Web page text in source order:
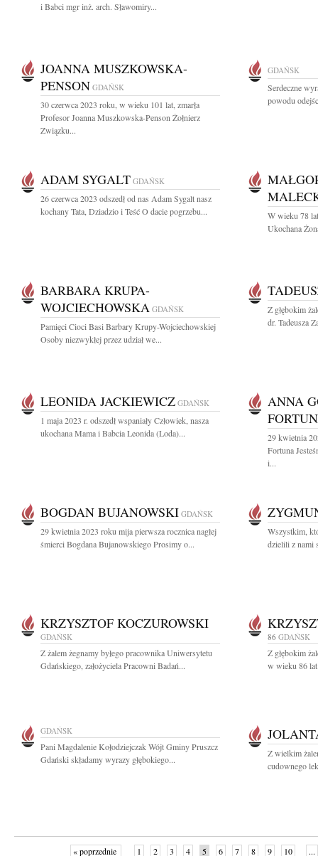
i Babci mgr inż. arch. Sławomiry...
JOANNA MUSZKOWSKA-
PENSON GDAŃSK
30 czerwca 2023 roku, w wieku 101 lat, zmarła
Profesor Joanna Muszkowska-Penson Żołnierz
Związku...
GDAŃSK
Serdeczne
powodu
ADAM SYGALT GDAŃSK
26 czerwca 2023 odszedł od nas Adam Sygalt nasz
kochany Tata, Dziadzio i Teść O dacie pogrzebu...
W wieku 78
Ukochana
BARBARA KRUPA-
WOJCIECHOWSKA GDAŃSK
Pamięci Cioci Basi Barbary Krupy-Wojciechowskiej
Osoby niezwykłej przez udział we...
Z głębokim
dr. Tadeusza
LEONIDA JACKIEWICZ GDAŃSK
1 maja 2023 r. odszedł wspaniały Człowiek, nasza
ukochana Mama i Babcia Leonida (Loda)...
ANNA
29 kwietnia
Fortuna
i...
BOGDAN BUJANOWSKI GDAŃSK
29 kwietnia 2023 roku mija pierwsza rocznica nagłej
śmierci Bogdana Bujanowskiego Prosimy o...
Wszystkim,
dzielili z nami
KRZYSZTOF KOCZUROWSKI
GDAŃSK
Z żalem żegnamy byłego pracownika Uniwersytetu
Gdańskiego, założyciela Pracowni Badań...
86 GDAŃSK
Z głębokim
w wieku 86 lat
GDAŃSK
Pani Magdalenie Kołodziejczak Wójt Gminy Pruszcz
Gdański składamy wyrazy głębokiego...
Z wielkim
cudownego
« poprzednie 1 2 3 4 5 6 7 8 9 10 ...